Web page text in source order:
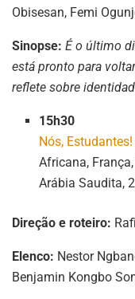
Obisesan, Femi
Sinopse: É o último
está pronto para
reflete sobre
15h30
Nós,
Africana,
Arábia Saudita,
Direção e roteiro:
Elenco: Nestor
Benjamin Kongbo